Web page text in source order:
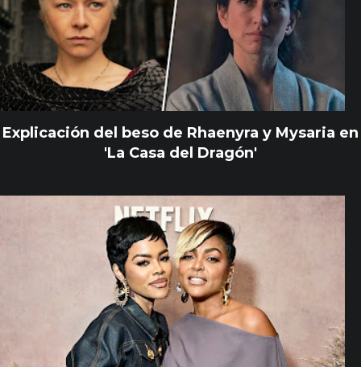
Explicación del beso de Rhaenyra y Mysaria en
'La Casa del Dragón'